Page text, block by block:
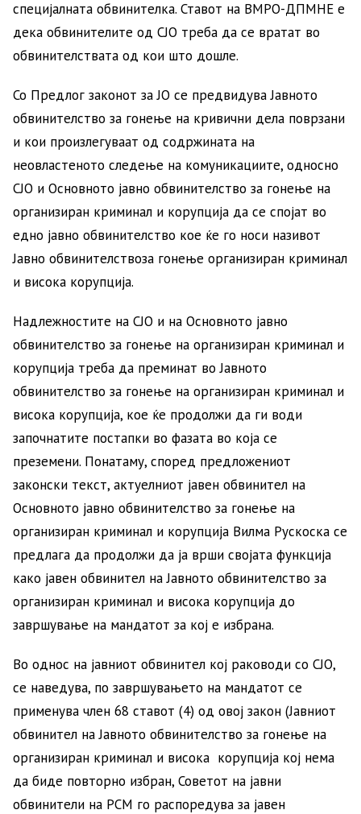
специјалната обвинителка. Ставот на ВМРО-ДПМНЕ е
дека обвинителите од СЈО треба да се вратат во
обвинителствата од кои што дошле.
Со Предлог законот за ЈО се предвидува Јавното
обвинителство за гонење на кривични дела поврзани
и кои произлегуваат од содржината на
неовластеното следење на комуникациите, односно
СЈО и Основното јавно обвинителство за гонење на
организиран криминал и корупција да се спојат во
едно јавно обвинителство кое ќе го носи називот
Јавно обвинителствоза гонење организиран криминал
и висока корупција.
Надлежностите на СЈО и на Основното јавно
обвинителство за гонење на организиран криминал и
корупција треба да преминат во Јавното
обвинителство за гонење на организиран криминал и
висока корупција, кое ќе продолжи да ги води
започнатите постапки во фазата во која се
преземени. Понатаму, според предложениот
законски текст, актуелниот јавен обвинител на
Основното јавно обвинителство за гонење на
организиран криминал и корупција Вилма Рускоска се
предлага да продолжи да ја врши својата функција
како јавен обвинител на Јавното обвинителство за
организиран криминал и висока корупција до
завршување на мандатот за кој е избрана.
Во однос на јавниот обвинител кој раководи со СЈО,
се наведува, по завршувањето на мандатот се
применува член 68 ставот (4) од овој закон (Јавниот
обвинител на Јавното обвинителство за гонење на
организиран криминал и висока корупција кој нема
да биде повторно избран, Советот на јавни
обвинители на РСМ го распоредува за јавен